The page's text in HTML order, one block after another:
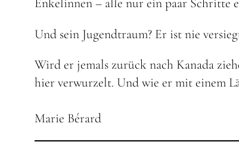
Und sein Jugendtraum? Er ist nie
Wird er jemals zurück nach Kanada
hier verwurzelt. Und wie er mit einem
Marie Bérard